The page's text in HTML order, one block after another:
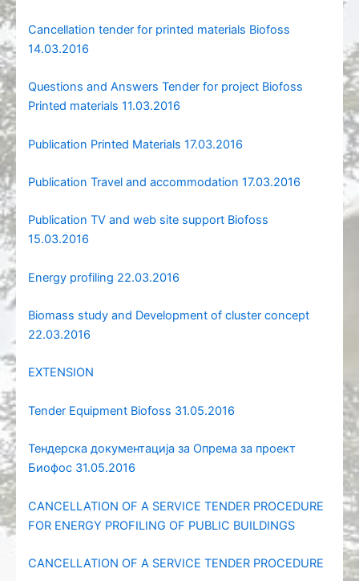
Cancellation tender for printed materials Biofoss
14.03.2016
Questions and Answers Tender for project Biofoss
Printed materials 11.03.2016
Publication Printed Materials 17.03.2016
Publication Travel and accommodation 17.03.2016
Publication TV and web site support Biofoss
15.03.2016
Energy profiling 22.03.2016
Biomass study and Development of cluster concept
22.03.2016
EXTENSION
Tender Equipment Biofoss 31.05.2016
Тендерска документација за Опрема за проект
Биофос 31.05.2016
CANCELLATION OF A SERVICE TENDER PROCEDURE
FOR ENERGY PROFILING OF PUBLIC BUILDINGS
CANCELLATION OF A SERVICE TENDER PROCEDURE